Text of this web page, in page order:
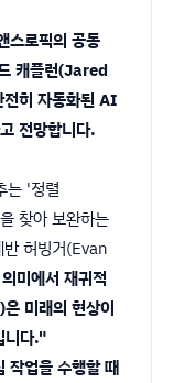
스로픽의 공동
캐플런(Jared
히 자동화된 AI
전망합니다.
는 '정렬
찾아 보완하는
반 허빙거(Evan
미에서 재귀적
미래의 현상이
니다."
작업을 수행할 때